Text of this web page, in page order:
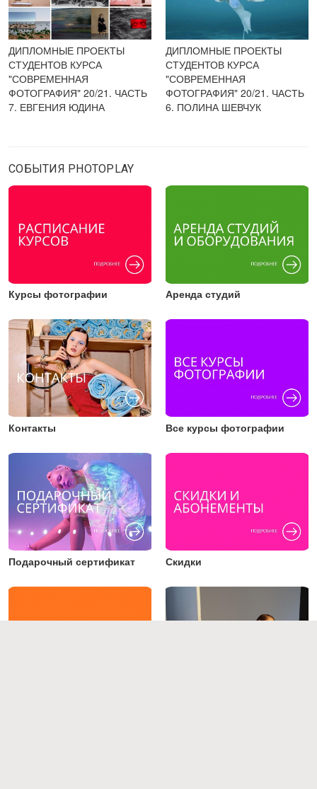
ДИПЛОМНЫЕ ПРОЕКТЫ
СТУДЕНТОВ КУРСА
"СОВРЕМЕННАЯ
ФОТОГРАФИЯ" 20/21. ЧАСТЬ
7. ЕВГЕНИЯ ЮДИНА
ДИПЛОМНЫЕ ПРОЕКТЫ
СТУДЕНТОВ КУРСА
"СОВРЕМЕННАЯ
ФОТОГРАФИЯ" 20/21. ЧАСТЬ
6. ПОЛИНА ШЕВЧУК
СОБЫТИЯ PHOTOPLAY
Курсы фотографии Аренда студий
Контакты Все курсы фотографии
Подарочный сертификат Скидки